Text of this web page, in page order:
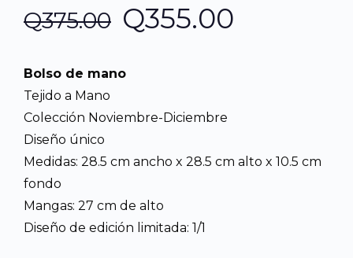
Q375.00 El
Q355.00
Bolso de mano
Tejido a Mano
Colección Noviembre-Diciembre
Diseño único
Medidas: 28.5 cm ancho x 28.5 cm alto x 10.5 cm
fondo
Mangas: 27 cm de alto
Diseño de edición limitada: 1/1